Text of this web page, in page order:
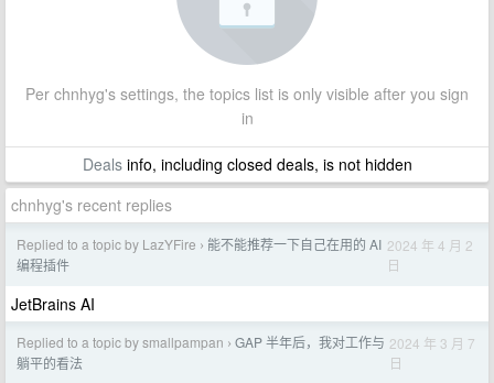
Per chnhyg's settings, the topics list is only visible after you sign
in
Dealsinfo, including closed deals, is not hidden
chnhyg's recent replies
Replied to a topic by LazYFire › 能不能推荐一下自己在用的 AI
编程插件
2024 年 4 月 2
日
JetBrains AI
Replied to a topic by smallpampan › GAP 半年后，我对工作与
躺平的看法
2024 年 3 月 7
日